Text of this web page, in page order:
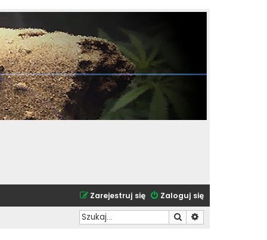
Zaloguj się
Zarejestruj się
Szukaj